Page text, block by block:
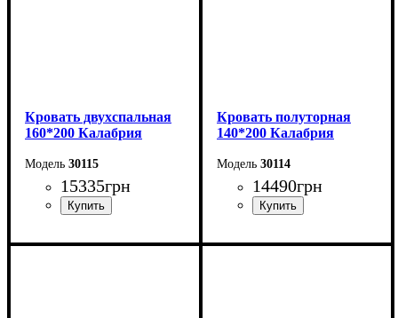
Кровать двухспальная
160*200 Калабрия
30115
15335грн
Ширина: 176 см
Кровать полуторная
140*200 Калабрия
30114
14490грн
Ширина: 156 см